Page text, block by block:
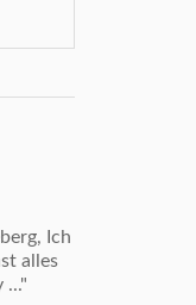
Ich
alles
..."